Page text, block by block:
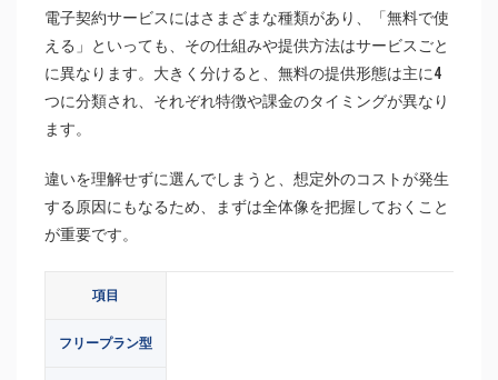
電子契約サービスにはさまざまな種類があり、「無料で使
える」といっても、その仕組みや提供方法はサービスごと
に異なります。大きく分けると、無料の提供形態は主に4
つに分類され、それぞれ特徴や課金のタイミングが異なり
ます。
違いを理解せずに選んでしまうと、想定外のコストが発生
する原因にもなるため、まずは全体像を把握しておくこと
が重要です。
項目
フリープラン型